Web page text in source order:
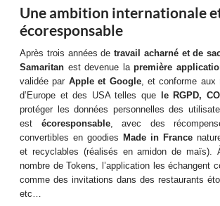
Une ambition internationale
écoresponsable
Après trois années detravail acharné et de
Samaritan est devenue lapremière
validée par Apple et Google, et conforme aux
d’Europe et des USA telles que
le RGPD,
protéger les données personnelles des
est écoresponsable, avec des
convertibles en goodies Made in France
et recyclables (réalisés en amidon de maïs).
nombre de Tokens, l’application les échangent
comme des invitations dans des restaurants
etc…